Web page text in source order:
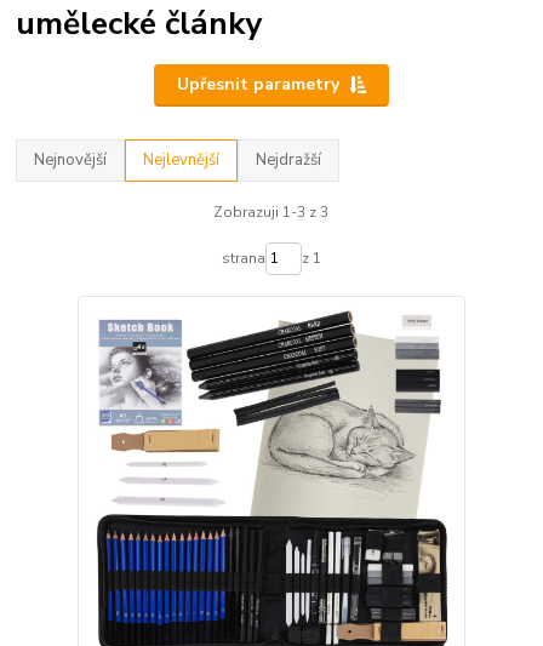
umělecké články
Upřesnit parametry
Nejnovější Nejlevnější Nejdražší
Zobrazuji 1-3 z 3
strana z 1